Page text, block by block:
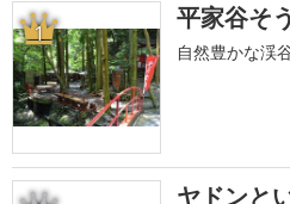
1 平家谷そ
自然豊かな渓
ヤドンと